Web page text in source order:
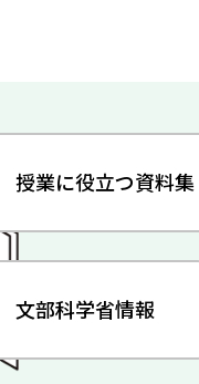
授業に役立つ資料集
文部科学省情報